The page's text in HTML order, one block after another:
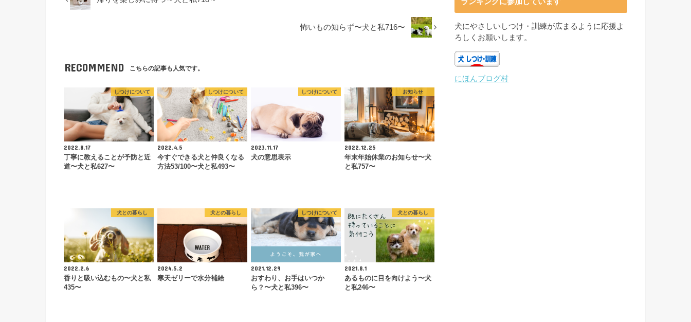
怖いもの知らず〜犬と私716〜
RECOMMEND こちらの記事も人気です。
しつけについて
2022.8.17
丁寧に教えることが予防と近
道〜犬と私627〜
しつけについて
2022.4.5
今すぐできる犬と仲良くなる
方法53/100〜犬と私493〜
しつけについて
2023.11.17
犬の意思表示
お知らせ
2022.12.25
年末年始休業のお知らせ〜犬
と私757〜
犬との暮らし
2022.2.6
香りと吸い込むもの〜犬と私
435〜
犬との暮らし
2024.5.2
寒天ゼリーで水分補給
しつけについて
2021.12.29
おすわり、お手はいつか
ら？〜犬と私396〜
犬との暮らし
2021.8.1
あるものに目を向けよう〜犬
と私246〜
ランキングに参加しています
犬にやさしいしつけ・訓練が広まるように応援よ
ろしくお願いします。
にほんブログ村